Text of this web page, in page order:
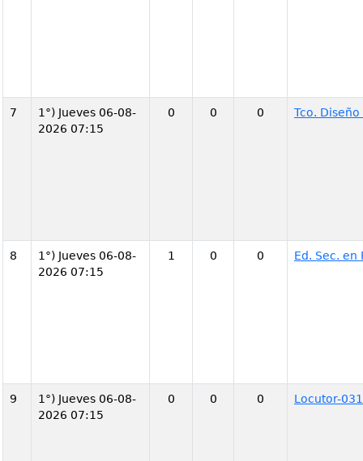
7
1°) Jueves 06-08-
2026 07:15
0 0 0 Tco.
8
1°) Jueves 06-08-
2026 07:15
1 0 0 Ed. Sec. en
9
1°) Jueves 06-08-
2026 07:15
0 0 0 Locutor-